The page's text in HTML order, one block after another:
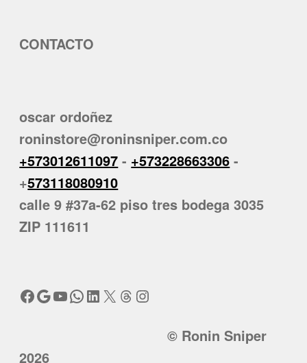
CONTACTO
oscar ordoñez
roninstore@roninsniper.com.co
+573012611097 - +573228663306 -
+573118080910
calle 9 #37a-62 piso tres bodega 3035
ZIP 111611
Facebook
Google
YouTube
WhatsApp
LinkedIn
X Threads
Instagram
© Ronin Sniper
2026